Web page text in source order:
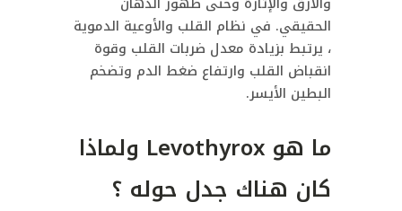
الحقيقي. في نظام القلب والأوعية الدموية
، يرتبط بزيادة معدل ضربات القلب وقوة
انقباض القلب وارتفاع ضغط الدم وتضخم
البطين الأيسر.
ما هو Levothyrox ولماذا
كان هناك جدل حوله ؟